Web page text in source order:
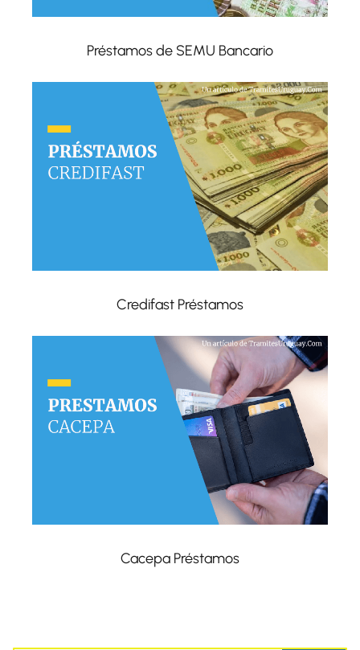
Préstamos de SEMU Bancario
Credifast Préstamos
Cacepa Préstamos